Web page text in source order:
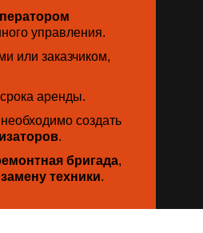
управления.
или заказчиком,
аренды.
создать
.
бригада,
техники.